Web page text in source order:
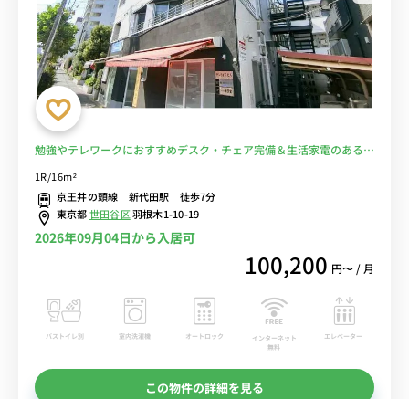
勉強やテレワークにおすすめデスク・チェア完備＆生活家電のあるお
駒場東大前へ乗換なし■選べるWi-Fi格安レンタル中！
1R/16m²
京王井の頭線 新代田駅 徒歩7分
東京都世田谷区羽根木1-10-19
2026年09月04日から入居可
100,200 円〜 / 月
バストイレ別 室内洗濯機 オートロック
インターネット
無料
エレベーター
この物件の詳細を見る